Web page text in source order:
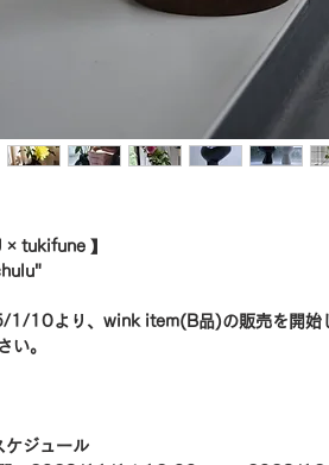
× tukifune 】
1/10より、wink item(B品)の販売を開始
い。
ケジュール